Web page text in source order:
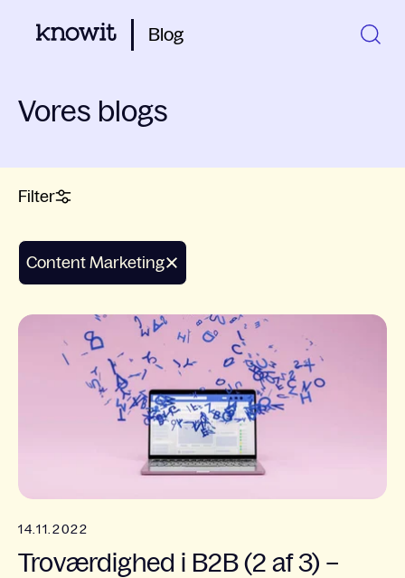
Blog
Vores blogs
Filter
Content Marketing
14.11.2022
Troværdighed i B2B (2 af 3) –